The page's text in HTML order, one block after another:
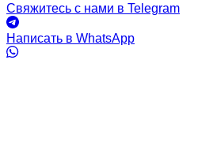
Свяжитесь с нами в Telegram
Написать в WhatsApp